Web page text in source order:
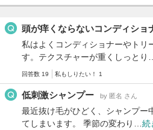
頭が痒くならないコンディショ
私はよくコンディショナーやトリ
す。テクスチャーが重くしっとり…
回答数 19 私もしりたい！ 1
低刺激シャンプー by 匿名 さん
最近抜け毛がひどく、シャンプー
てしまいます。 季節の変わり… 続